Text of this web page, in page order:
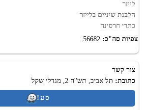
לייזר
הלבנת שיניים בלייזר
כתרי חרסינה
צפיות סה"כ:
צור קשר
כתובת: תל אביב, תש''ח 2, מגדלי שקל
סע!